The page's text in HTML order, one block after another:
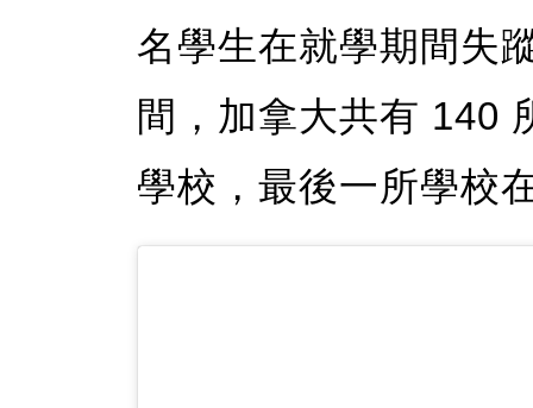
名學生在就學期間失
間，加拿大共有 140
學校，最後一所學校